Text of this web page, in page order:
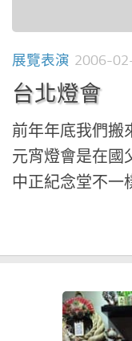
展覽表演 2006-
台北燈會
前年年底我們搬
元宵燈會是在國
中正紀念堂不一